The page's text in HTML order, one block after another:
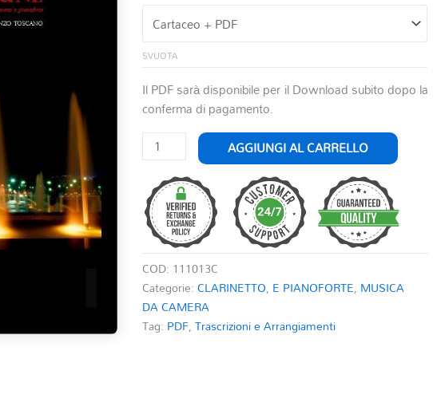
SVUOTA
Il PDF sarà disponibile per il Download subito dopo la
conferma di pagamento.
AU
CLAIR
LA
LUNE
quantità
AGGIUNGI AL CARRELLO
COD: 111013C
Categorie:CLARINETTO, E PIANOFORTE, MUSICA
DA CAMERA
Tag: PDF,Trascrizioni e Arrangiamenti